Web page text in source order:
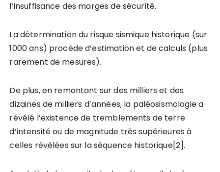
l’insuffisance des marges de sécurité.
La détermination du risque sismique historique (sur
1000 ans) procède d’estimation et de calculs (plus
rarement de mesures).
De plus, en remontant sur des milliers et des
dizaines de milliers d’années, la paléosismologie a
révélé l’existence de tremblements de terre
d’intensité ou de magnitude très supérieures à
celles révélées sur la séquence historique[2].